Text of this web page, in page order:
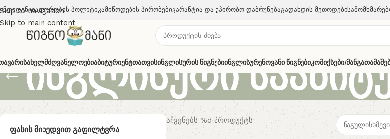
Skip to navigation
Skip to main content
ᲞოლიტიკაᲛიწოდების ᲞირობებიᲒარანტია Და Უპირობო ᲓაბრუნებაᲒადახდის Მეთოდები
ᲡახელმძღვანელოებიᲐბიტურიენტთათვისᲘნგლისურის ᲬიგნებიᲘნგლისურენოვანი ᲬიგნებიᲙომიქსები/მანგა
ინგლისური
Ფასის Მიხედვით Გაფილტვრა
აჩვენებს %d პროდუქტს